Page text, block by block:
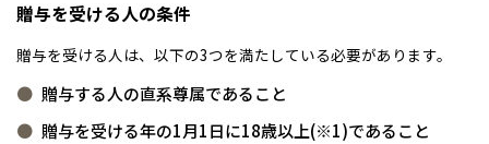
贈与を受ける人の条件
贈与を受ける人は、以下の3つを満たしている必要があります。
贈与する人の直系尊属であること
贈与を受ける年の1月1日に18歳以上(※1)であること
広島
山口
宮崎
鹿児島
群馬県
群馬
伊勢崎
宮崎県
宮崎
鹿児島県
鹿児島